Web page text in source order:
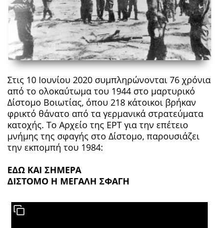
Στις 10 Ιουνίου 2020 συμπληρώνονται 76 χρόνια
από το ολοκαύτωμα του 1944 στο μαρτυρικό
Δίστομο Βοιωτίας, όπου 218 κάτοικοι βρήκαν
φρικτό θάνατο από τα γερμανικά στρατεύματα
κατοχής. Το Αρχείο της ΕΡΤ για την επέτειο
μνήμης της σφαγής στο Δίστομο, παρουσιάζει
την εκπομπή του 1984:
ΕΔΩ ΚΑΙ ΣΗΜΕΡΑ
ΔΙΣΤΟΜΟ Η ΜΕΓΑΛΗ ΣΦΑΓΗ